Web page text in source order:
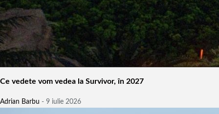
Ce vedete vom vedea la Survivor, în 2027
Adrian Barbu - 9 iulie 2026